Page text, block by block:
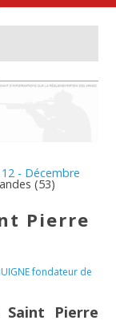
12 - Décembre
(53)
Pierre
fondateur de
Saint Pierre